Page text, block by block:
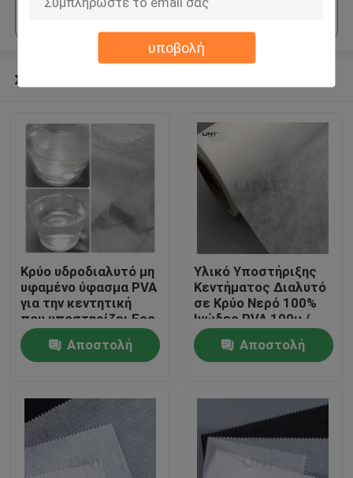
υποβολή
Προϊόντα
Σχετικά με εμάς
Συνιστώμενα προϊόντα
Κρύο υδροδιαλυτό μη
υφαμένο ύφασμα PVA
για την κεντητική
που υποστηρίζει Eco
φιλικό
Αποστολή
Υλικό Υποστήριξης
Κεντήματος Διαλυτό
σε Κρύο Νερό 100%
Ινώδες PVA 100μ /
Ρολό
Αποστολή